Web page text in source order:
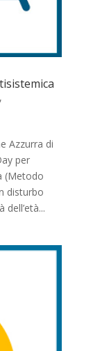
,
Azzurra di
per
(Metodo
disturbo